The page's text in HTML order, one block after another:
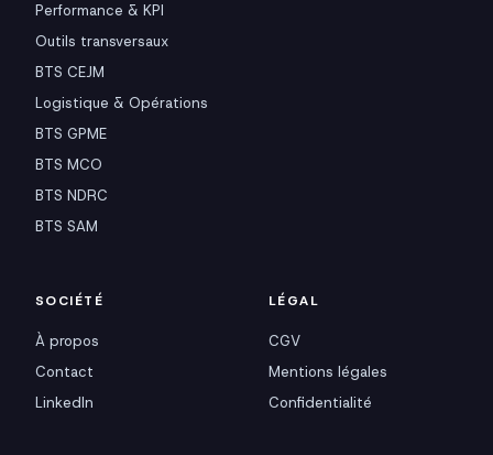
Performance & KPI
Outils transversaux
BTS CEJM
Logistique & Opérations
BTS GPME
BTS MCO
BTS NDRC
BTS SAM
SOCIÉTÉ
À propos
Contact
LinkedIn
LÉGAL
CGV
Mentions légales
Confidentialité